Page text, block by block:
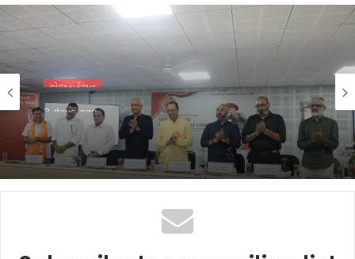
એજ્યુકેશન
3 days ago
VNSGU ખાતે એક વર્ષીય ‘સર્ટિફિકેટ પ્રોગ્રામ ઇન
જર્નાલિઝમ એન્ડ માસ કમ્યુનિકેશન’નો શુભારંભ